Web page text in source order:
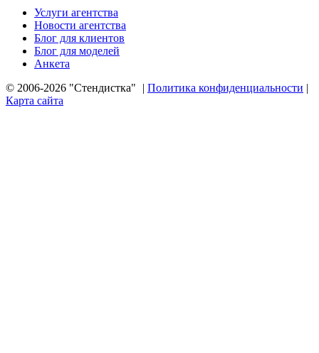
Услуги агентства
Новости агентства
Блог для клиентов
Блог для моделей
Анкета
© 2006-2026 "Стендистка"
| Политика конфиденциальности |
Карта сайта